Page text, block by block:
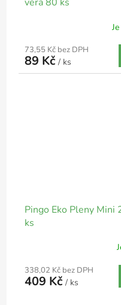
73,55 Kč bez DPH
89 Kč / ks
Pingo Eko Pleny Mini
ks
338,02 Kč bez DPH
409 Kč / ks